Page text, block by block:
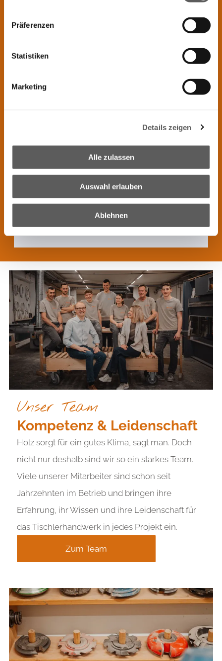
Präferenzen
Statistiken
Marketing
Details zeigen
Alle zulassen
Auswahl erlauben
Ablehnen
Tischlerei Winter!
Absolute Empfehlung, man fühlt sich top
Umsetzung.
Antwort des Inhabers:
Lieber Matthäus, vielen Dank für das
Feedback
1 2 3 4 5 9 Nächste
Unser Team
Kompetenz & Leidenschaft
Holz sorgt für ein gutes Klima, sagt man. Doch
nicht nur deshalb sind wir so ein starkes Team.
Viele unserer Mitarbeiter sind schon seit
Jahrzehnten im Betrieb und bringen ihre
Erfahrung, ihr Wissen und ihre Leidenschaft für
das Tischlerhandwerk in jedes Projekt ein.
Zum Team